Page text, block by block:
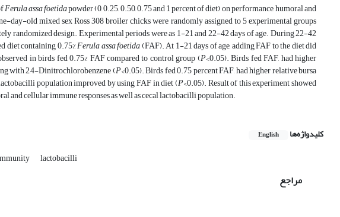
Ferula assa foetidapowder (0, 0.25, 0.50, 0.75 and 1 percent of diet) on performance, humoral and
old mixed sex Ross 308 broiler chicks were randomly assigned to 5 experimental groups
randomized design. Experimental periods were as 1-21 and 22-42 days of age. During 22-42
diet containing 0.75%Ferula assa foetida(FAF). At 1-21 days of age, adding FAF to the diet did
in birds fed 0.75% FAF compared to control group (P<0.05). Birds fed FAF, had higher
with 2,4-Dinitrochlorobenzene (P<0.05). Birds fed 0.75 percent FAF, had higher relative bursa
population improved by using FAF in diet (P<0.05). Result of this experiment showed
and cellular immune responses as well as cecal lactobacilli population.
کلیدواژه‌ها English
lactobacilli
مراجع